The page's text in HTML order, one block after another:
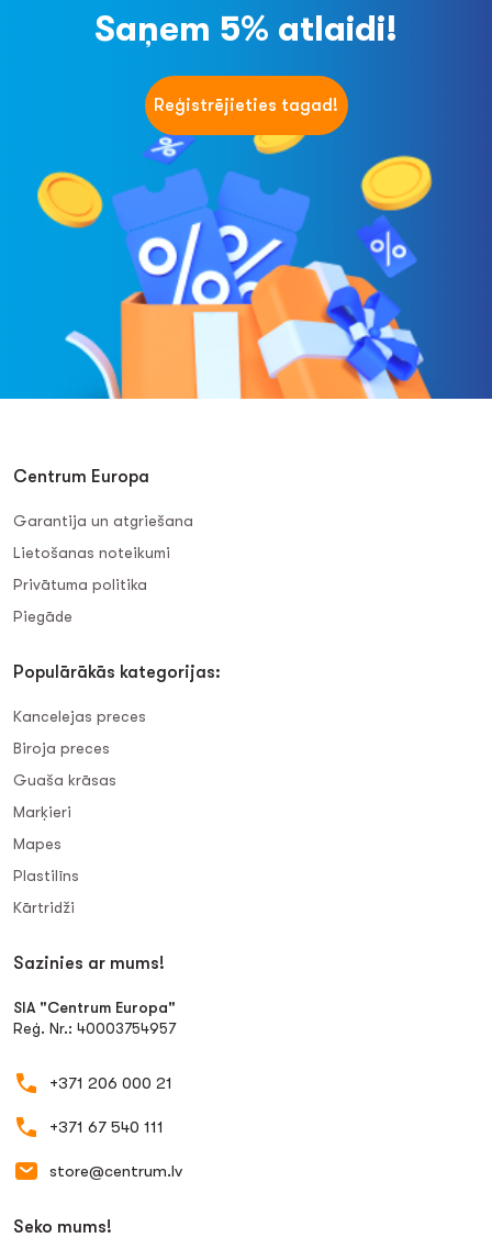
Saņem 5% atlaidi!
Reģistrējieties tagad!
Centrum Europa
Garantija un atgriešana
Lietošanas noteikumi
Privātuma politika
Piegāde
Populārākās kategorijas:
Kancelejas preces
Biroja preces
Guaša krāsas
Marķieri
Mapes
Plastilīns
Kārtridži
Sazinies ar mums!
SIA "Centrum Europa"
Reģ. Nr.: 40003754957
+371 206 000 21
+371 67 540 111
store@centrum.lv
Seko mums!